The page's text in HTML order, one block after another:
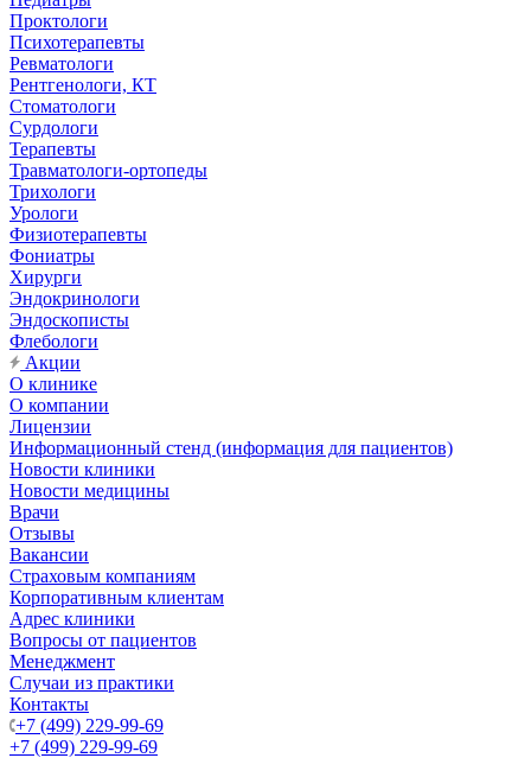
Проктологи
Психотерапевты
Ревматологи
Рентгенологи, КТ
Стоматологи
Сурдологи
Терапевты
Травматологи-ортопеды
Трихологи
Урологи
Физиотерапевты
Фониатры
Хирурги
Эндокринологи
Эндоскописты
Флебологи
Акции
О клинике
О компании
Лицензии
Информационный стенд (информация для пациентов)
Новости клиники
Новости медицины
Врачи
Отзывы
Вакансии
Страховым компаниям
Корпоративным клиентам
Адрес клиники
Вопросы от пациентов
Менеджмент
Случаи из практики
Контакты
+7 (499) 229-99-69
+7 (499) 229-99-69